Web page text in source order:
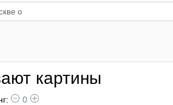
открылся «Городской центр фл
картины
0